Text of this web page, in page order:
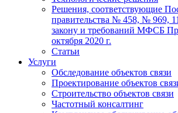
Решения, соответствующие
правительства № 458, № 969,
закону и требований МФСБ
октября 2020 г.
Статьи
Услуги
Обследование объектов связи
Проектирование объектов
Строительство объектов связи
Частотный консалтинг